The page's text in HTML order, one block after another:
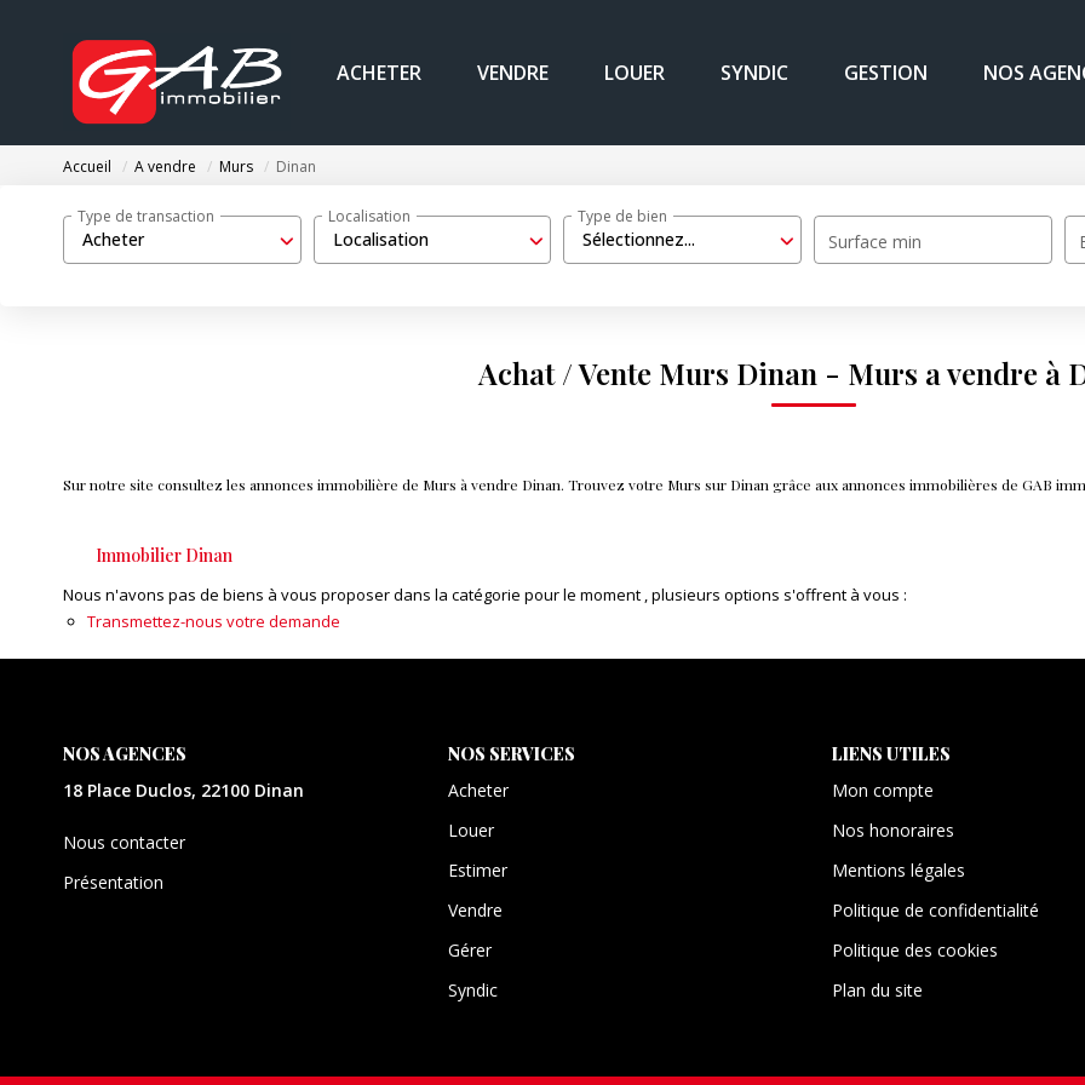
ACHETER VENDRE LOUER SYNDIC GESTION NOS
Accueil A vendre Murs Dinan
Acheter
Type de transaction
Localisation
Localisation
Sélectionnez...
Type de bien
Surface min
Achat / Vente Murs Dinan - Murs a vendre à
Sur notre site consultez les annonces immobilière de Murs à vendre Dinan. Trouvez votre Murs sur Dinan grâce aux annonces immobilières de GAB
Immobilier Dinan
Nous n'avons pas de biens à vous proposer dans la catégorie pour le moment , plusieurs options s'offrent à vous :
Transmettez-nous votre demande
NOS AGENCES
18 Place Duclos, 22100 Dinan
Nous contacter
Présentation
NOS SERVICES
Acheter
Louer
Estimer
Vendre
Gérer
Syndic
LIENS UTILES
Mon compte
Nos honoraires
Mentions légales
Politique de confidentialité
Politique des cookies
Plan du site